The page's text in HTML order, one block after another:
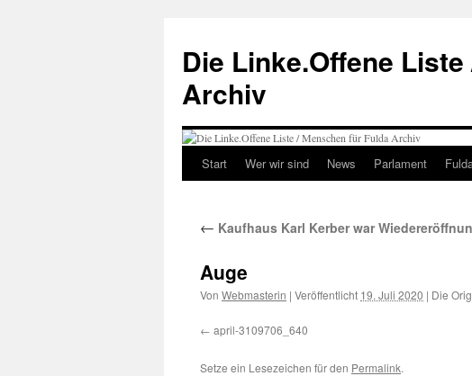
springen
Die Linke.Offene
Archiv
Start Wer wir sind News Parlament
← Kaufhaus Karl Kerber war
Auge
Von Webmasterin | Veröffentlicht 19. Juli 2020 | Die
april-3109706_640
Setze ein Lesezeichen für den Permalink.